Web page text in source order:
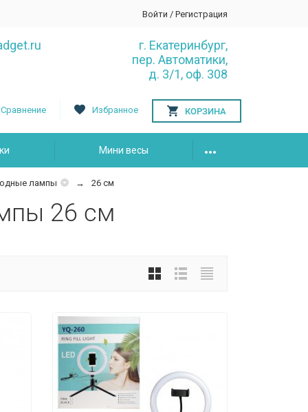
Войти / Регистрация
г. Екатеринбург,
пер. Автоматики,
д. 3/1, оф. 308
Сравнение Избранное КОРЗИНА
Мини весы
лампы 26 см
26 см